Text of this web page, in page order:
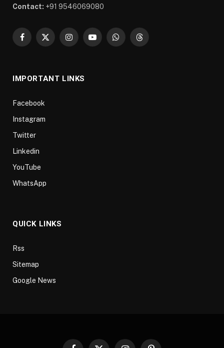
Contact: +91 9546069080
Facebook
X
InstagramYouTubeWhatsAppThreads
IMPORTANT LINKS
Facebook
Instagram
Twitter
Linkedin
YouTube
WhatsApp
QUICK LINKS
Rss
Sitemap
Google News